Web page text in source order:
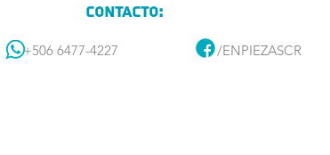
Contacto:
+506 6477-4227 /ENPIEZASCR